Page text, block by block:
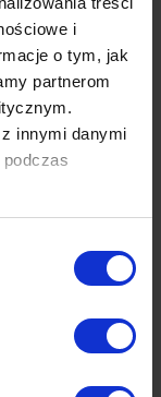
i
o tym, jak
partnerom
innymi danymi